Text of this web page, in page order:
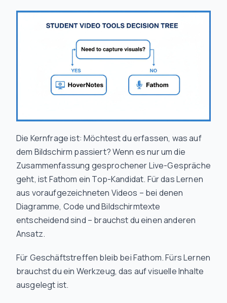
Die Kernfrage ist: Möchtest du erfassen, was auf
dem Bildschirm passiert? Wenn es nur um die
Zusammenfassung gesprochener Live-Gespräche
geht, ist Fathom ein Top-Kandidat. Für das Lernen
aus voraufgezeichneten Videos – bei denen
Diagramme, Code und Bildschirmtexte
entscheidend sind – brauchst du einen anderen
Ansatz.
Für Geschäftstreffen bleib bei Fathom. Fürs Lernen
brauchst du ein Werkzeug, das auf visuelle Inhalte
ausgelegt ist.